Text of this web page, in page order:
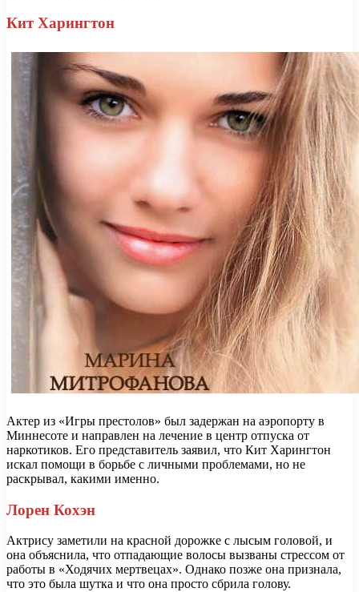
Кит Харингтон
Актер из «Игры престолов» был задержан на аэропорту в
Миннесоте и направлен на лечение в центр отпуска от
наркотиков. Его представитель заявил, что Кит Харингтон
искал помощи в борьбе с личными проблемами, но не
раскрывал, какими именно.
Лорен Кохэн
Актрису заметили на красной дорожке с лысым головой, и
она объяснила, что отпадающие волосы вызваны стрессом от
работы в «Ходячих мертвецах». Однако позже она признала,
что это была шутка и что она просто сбрила голову.